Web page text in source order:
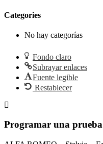
Categories
No hay categorías
Fondo claro
Subrayar enlaces
Fuente legible
Restablecer
Programar una